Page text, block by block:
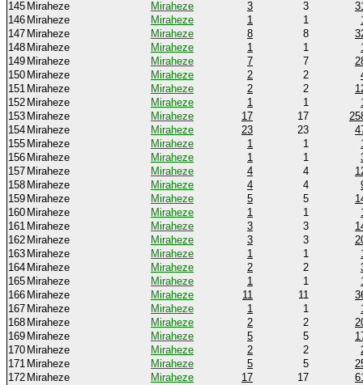
145 Miraheze Miraheze 3 3
146 Miraheze Miraheze 1 1
147 Miraheze Miraheze 8 8
148 Miraheze Miraheze 1 1
149 Miraheze Miraheze 7 7
150 Miraheze Miraheze 2 2
151 Miraheze Miraheze 2 2
152 Miraheze Miraheze 1 1
153 Miraheze Miraheze 17 17
154 Miraheze Miraheze 23 23
155 Miraheze Miraheze 1 1
156 Miraheze Miraheze 1 1
157 Miraheze Miraheze 4 4
158 Miraheze Miraheze 4 4
159 Miraheze Miraheze 5 5
160 Miraheze Miraheze 1 1
161 Miraheze Miraheze 3 3
162 Miraheze Miraheze 3 3
163 Miraheze Miraheze 1 1
164 Miraheze Miraheze 2 2
165 Miraheze Miraheze 1 1
166 Miraheze Miraheze 11 11
167 Miraheze Miraheze 1 1
168 Miraheze Miraheze 2 2
169 Miraheze Miraheze 5 5
170 Miraheze Miraheze 2 2
171 Miraheze Miraheze 5 5
172 Miraheze Miraheze 17 17